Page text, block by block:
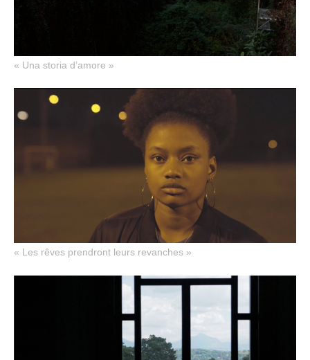
« Una storia d’amore »
« Les rêves prendront leurs revanches »